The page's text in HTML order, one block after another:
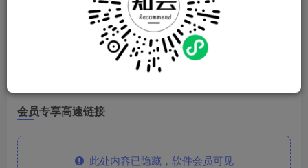
目前无广告，无需会员，感兴趣可以下载体验。
会员专享高速链接
此处内容已隐藏，软件会员可见